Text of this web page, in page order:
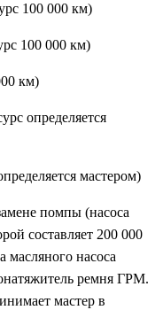
100 000 км)
100 000 км)
км)
определяется
мастером)
помпы (насоса
составляет 200 000
насоса
ремня ГРМ.
мастер в